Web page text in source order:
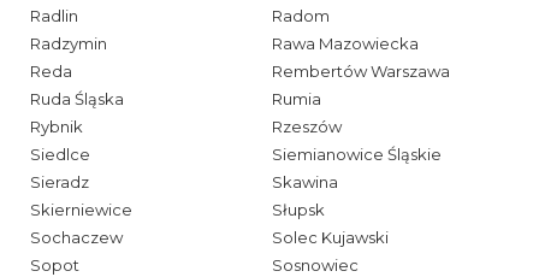
Radlin
Radom
Radzymin
Rawa Mazowiecka
Reda
Rembertów Warszawa
Ruda Śląska
Rumia
Rybnik
Rzeszów
Siedlce
Siemianowice Śląskie
Sieradz
Skawina
Skierniewice
Słupsk
Sochaczew
Solec Kujawski
Sopot
Sosnowiec